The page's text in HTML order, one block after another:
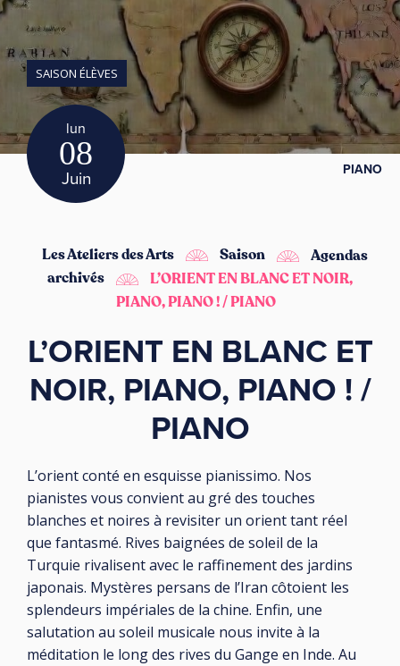
lun
08
Juin
SAISON ÉLÈVES
PIANO
Les Ateliers des Arts Saison
Agendas
archivés
L’ORIENT EN BLANC ET NOIR,
PIANO, PIANO ! / PIANO
L’ORIENT EN BLANC ET
NOIR, PIANO, PIANO ! /
PIANO
L’orient conté en esquisse pianissimo. Nos
pianistes vous convient au gré des touches
blanches et noires à revisiter un orient tant réel
que fantasmé. Rives baignées de soleil de la
Turquie rivalisent avec le raffinement des jardins
japonais. Mystères persans de l’Iran côtoient les
splendeurs impériales de la chine. Enfin, une
salutation au soleil musicale nous invite à la
méditation le long des rives du Gange en Inde. Au